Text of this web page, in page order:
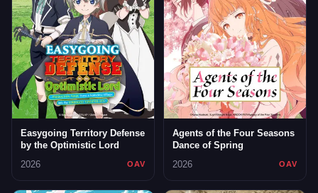
Easygoing Territory Defense
by the Optimistic Lord
2026
OAV
Agents of the Four Seasons
Dance of Spring
2026
OAV